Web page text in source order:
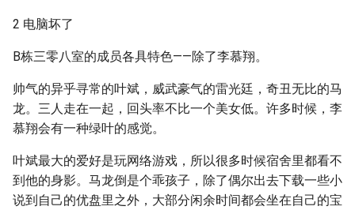
2 电脑坏了
B栋三零八室的成员各具特色——除了李慕翔。
帅气的异乎寻常的叶斌，威武豪气的雷光廷，奇丑无比的马
龙。三人走在一起，回头率不比一个美女低。许多时候，李
慕翔会有一种绿叶的感觉。
叶斌最大的爱好是玩网络游戏，所以很多时候宿舍里都看不
到他的身影。马龙倒是个乖孩子，除了偶尔出去下载一些小
说到自己的优盘里之外，大部分闲余时间都会坐在自己的宝